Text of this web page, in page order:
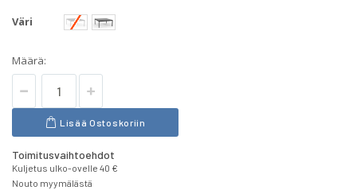
Väri
Määrä:
Lisää Ostoskoriin
Toimitusvaihtoehdot
Kuljetus ulko-ovelle 40 €
Nouto myymälästä